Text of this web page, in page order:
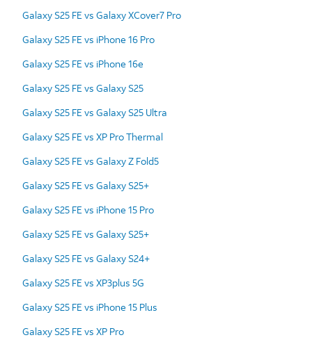
Galaxy S25 FE vs Galaxy XCover7 Pro
Galaxy S25 FE vs iPhone 16 Pro
Galaxy S25 FE vs iPhone 16e
Galaxy S25 FE vs Galaxy S25
Galaxy S25 FE vs Galaxy S25 Ultra
Galaxy S25 FE vs XP Pro Thermal
Galaxy S25 FE vs Galaxy Z Fold5
Galaxy S25 FE vs Galaxy S25+
Galaxy S25 FE vs iPhone 15 Pro
Galaxy S25 FE vs Galaxy S25+
Galaxy S25 FE vs Galaxy S24+
Galaxy S25 FE vs XP3plus 5G
Galaxy S25 FE vs iPhone 15 Plus
Galaxy S25 FE vs XP Pro